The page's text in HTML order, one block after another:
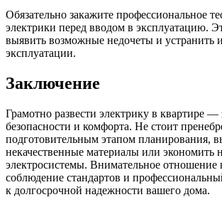
Обязательно закажите профессиональное
электрики перед вводом в эксплуатацию.
выявить возможные недочеты и устранить
эксплуатации.
Заключение
Грамотно развести электрику в квартире —
безопасности и комфорта. Не стоит
подготовительным этапом планирования,
некачественные материалы или экономить
электросистемы. Внимательное отношение
соблюдение стандартов и
к долгосрочной надежности вашего дома.